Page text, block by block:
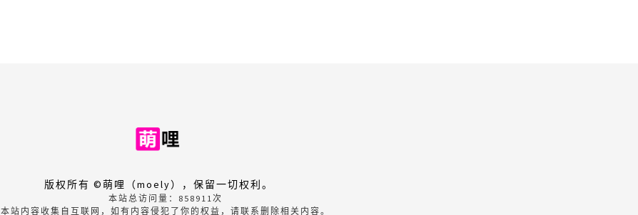
版权所有 ©萌哩（moely），保留一切权利。
本站总访问量： 858911次
本站内容收集自互联网，如有内容侵犯了你的权益，请联系删除相关内容。